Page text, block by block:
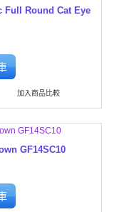
Full Round Cat Eye
加入商品比較
GF14SC10